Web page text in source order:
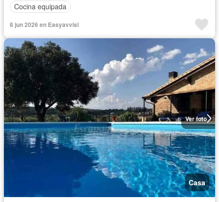
Cocina equipada
8 jun 2026 en Easyavvisi
Ver foto
Casa